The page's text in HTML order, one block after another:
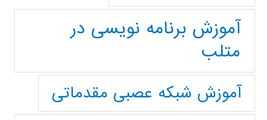
آموزش برنامه نویسی در
متلب
آموزش شبکه عصبی مقدماتی